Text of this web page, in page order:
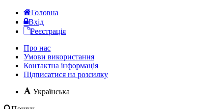
Головна
Вхід
Реєстрація
Про нас
Умови використання
Контактна інформація
Підписатися на розсилку
Українська